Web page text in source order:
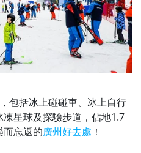
包括冰上碰碰車、冰上自行
星球及探驗步道，佔地1.7
而忘返的廣州好去處 ！